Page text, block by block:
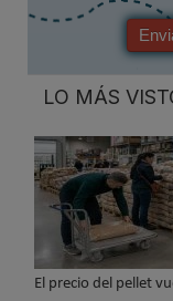
LO MÁS
El precio del pellet